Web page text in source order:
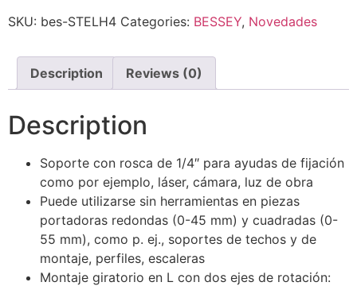
SKU: bes-STELH4 Categories: BESSEY, Novedades
Description Reviews (0)
Description
Soporte con rosca de 1/4″ para ayudas de fijación
como por ejemplo, láser, cámara, luz de obra
Puede utilizarse sin herramientas en piezas
portadoras redondas (0-45 mm) y cuadradas (0-
55 mm), como p. ej., soportes de techos y de
montaje, perfiles, escaleras
Montaje giratorio en L con dos ejes de rotación: